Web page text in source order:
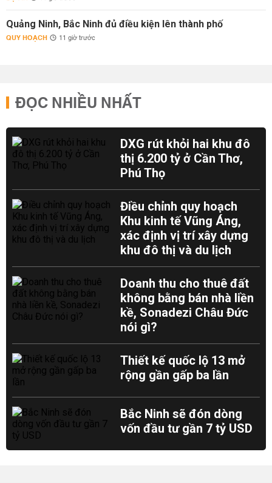
Quảng Ninh, Bắc Ninh đủ điều kiện lên thành phố
QUY HOẠCH 11 giờ trước
ĐỌC NHIỀU NHẤT
DXG rút khỏi hai khu đô
thị 6.200 tỷ ở Cần Thơ,
Phú Thọ
Điều chỉnh quy hoạch
Khu kinh tế Vũng Áng,
xác định vị trí xây dựng
khu đô thị và du lịch
Doanh thu cho thuê đất
không bằng bán nhà liền
kề, Sonadezi Châu Đức
nói gì?
Thiết kế quốc lộ 13 mở
rộng gần gấp ba lần
Bắc Ninh sẽ đón dòng
vốn đầu tư gần 7 tỷ USD